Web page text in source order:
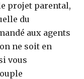
projet parental,
du
aux agents
ne soit en
vous